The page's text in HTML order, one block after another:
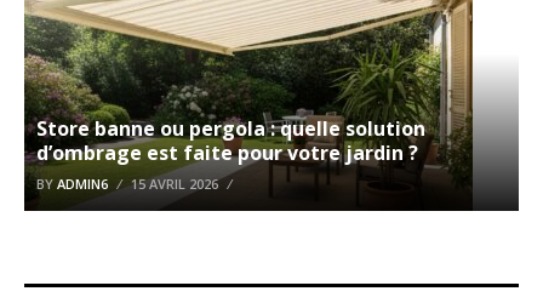
Store banne ou pergola : quelle solution
d’ombrage est faite pour votre jardin ?
BY ADMIN6 15 AVRIL 2026